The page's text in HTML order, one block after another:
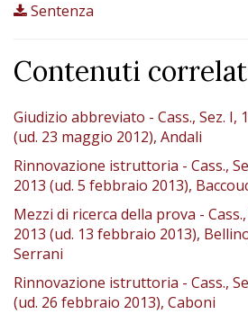
Sentenza
Contenuti
Giudizio abbreviato - Cass., Sez. I,
(ud. 23 maggio 2012), Andali
Rinnovazione istruttoria - Cass.,
2013 (ud. 5 febbraio 2013),
Mezzi di ricerca della prova -
2013 (ud. 13 febbraio 2013),
Serrani
Rinnovazione istruttoria - Cass.,
(ud. 26 febbraio 2013), Caboni